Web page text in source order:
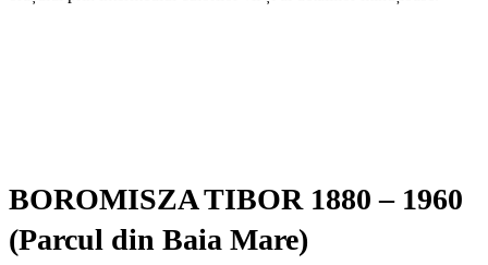
BOROMISZA TIBOR 1880 – 1960
(Parcul din Baia Mare)